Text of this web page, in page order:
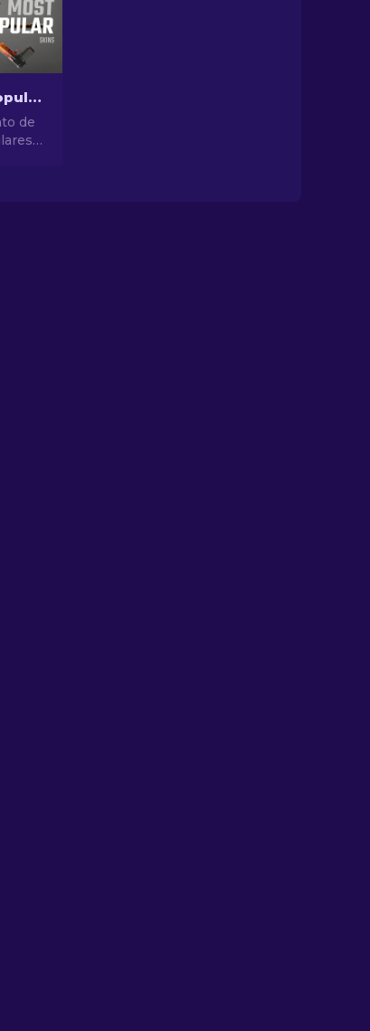
Las Skins Más Populares en CS2
de